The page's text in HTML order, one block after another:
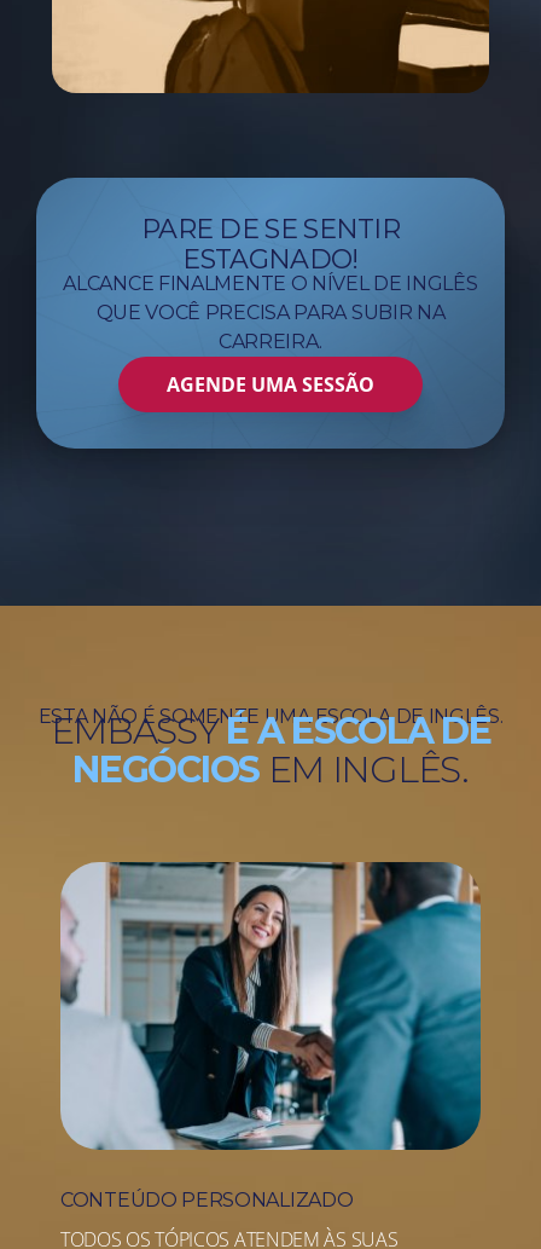
PARE DE SE SENTIR
ESTAGNADO!
ALCANCE FINALMENTE O NÍVEL DE INGLÊS
QUE VOCÊ PRECISA PARA SUBIR NA
CARREIRA.
AGENDE UMA SESSÃO
ESTA NÃO É SOMENTE UMA ESCOLA DE INGLÊS.
EMBASSYÉ A ESCOLA DE
NEGÓCIOSEM INGLÊS.
CONTEÚDO PERSONALIZADO
TODOS OS TÓPICOS ATENDEM ÀS SUAS